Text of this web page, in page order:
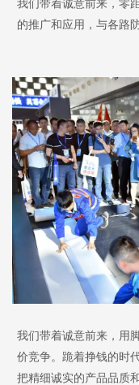
我们带着诚意前来，零
的推广和应用，与各路
我们带着诚意前来，用
价竞争。 跪着挣钱的时
把精细诚实的产品品质